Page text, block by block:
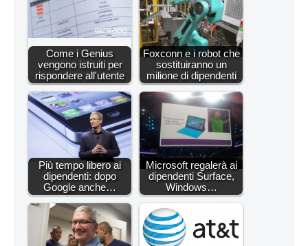
Come i Genius
vengono istruiti per
rispondere all'utente
Foxconn e i robot che
sostituiranno un
milione di dipendenti
Più tempo libero ai
dipendenti: dopo
Google anche…
Microsoft regalerà ai
dipendenti Surface,
Windows…